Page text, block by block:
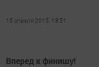
15 апреля 2015, 13:51
Вперед к финишу!